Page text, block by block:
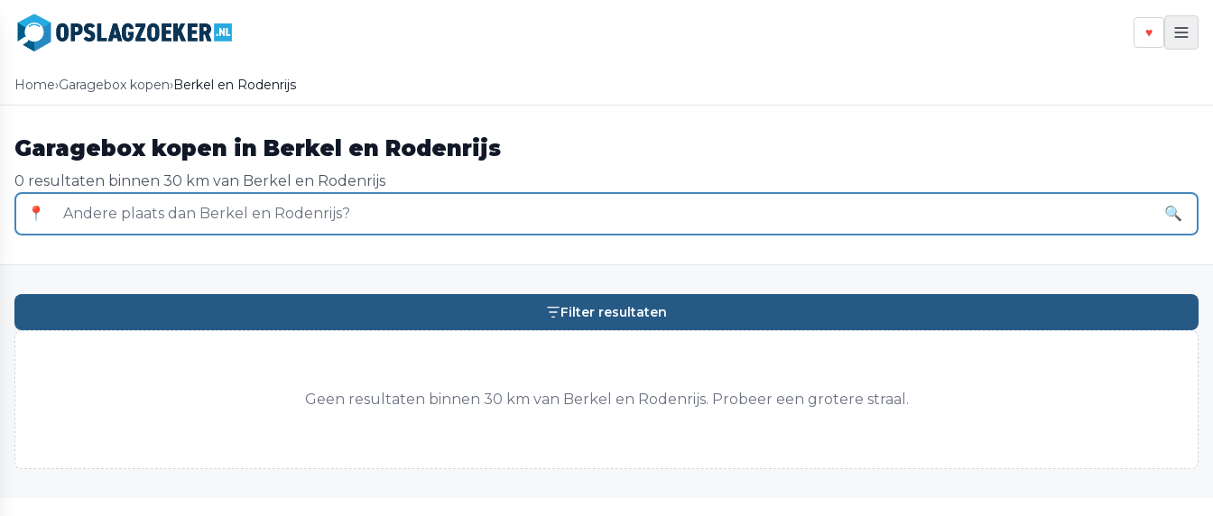
♥
Home›Garagebox kopen›Berkel en Rodenrijs
Garagebox kopen in Berkel en Rodenrijs
0 resultaten binnen 30 km van Berkel en Rodenrijs
📍
🔍
Filter resultaten
Geen resultaten binnen 30 km van Berkel en Rodenrijs. Probeer een grotere straal.